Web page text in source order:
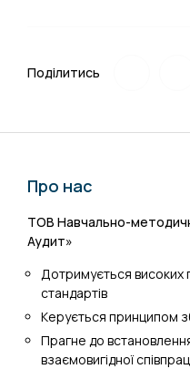
Поділитись
Про нас
ТОВ Навчально-
Аудит»
Дотримується високих
стандартів
Керується принципом
Прагне до
взаємовигідної